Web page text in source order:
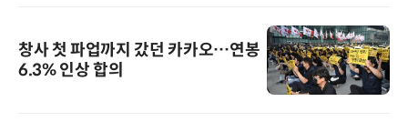
창사 첫 파업까지 갔던 카카오…연봉
6.3% 인상 합의